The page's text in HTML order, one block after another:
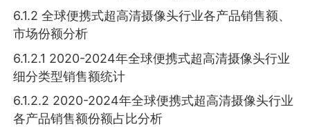
6.1.2 全球便携式超高清摄像头行业各产品销售额、
市场份额分析
6.1.2.1 2020-2024年全球便携式超高清摄像头行业
细分类型销售额统计
6.1.2.2 2020-2024年全球便携式超高清摄像头行业
各产品销售额份额占比分析